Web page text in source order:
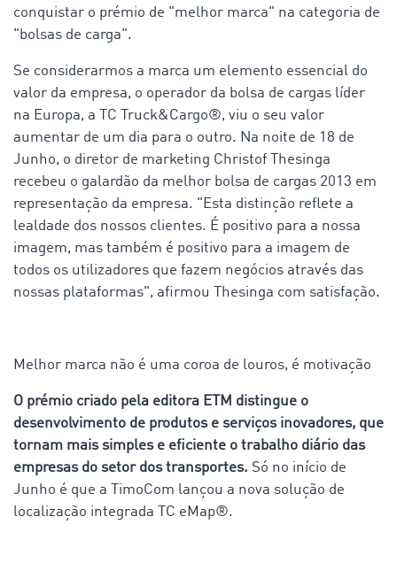
conquistar o prémio de "melhor marca" na categoria de
"bolsas de carga".
Se considerarmos a marca um elemento essencial do
valor da empresa, o operador da bolsa de cargas líder
na Europa, a TC Truck&Cargo®, viu o seu valor
aumentar de um dia para o outro. Na noite de 18 de
Junho, o diretor de marketing Christof Thesinga
recebeu o galardão da melhor bolsa de cargas 2013 em
representação da empresa. "Esta distinção reflete a
lealdade dos nossos clientes. É positivo para a nossa
imagem, mas também é positivo para a imagem de
todos os utilizadores que fazem negócios através das
nossas plataformas", afirmou Thesinga com satisfação.
Melhor marca não é uma coroa de louros, é motivação
O prémio criado pela editora ETM distingue o
desenvolvimento de produtos e serviços inovadores, que
tornam mais simples e eficiente o trabalho diário das
empresas do setor dos transportes. Só no início de
Junho é que a TimoCom lançou a nova solução de
localização integrada TC eMap®.